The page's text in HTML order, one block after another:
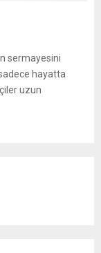
sermayesini
sadece hayatta
uzun